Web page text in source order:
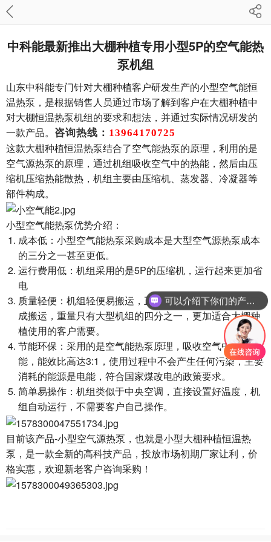
中科能最新推出大棚种植专用小型5P的空气能热
泵机组
山东中科能专门针对大棚种植客户研发生产的小型空气能恒
温热泵，是根据销售人员通过市场了解到客户在大棚种植中
对大棚恒温热泵机组的要求和想法，并通过实际情况研发的
一款产品。
咨询热线： 13964170725
这款大棚种植恒温热泵结合了空气能热泵的原理，利用的是
空气源热泵的原理，通过机组吸收空气中的热能，然后由压
缩机压缩热能散热，机组主要由压缩机、蒸发器、冷凝器等
部件构成。
小型空气能热泵优势介绍：
成本低：小型空气能热泵采购成本是大型空气源热泵成本
的三分之一甚至更低。
运行费用低：机组采用的是5P的压缩机，运行起来更加省
电
质量轻便：机组轻便易搬运，正常成年人就可以一个人完
成搬运，重量只有大型机组的四分之一，更加适合大棚种
植使用的客户需要。
节能环保：采用的是空气能热泵原理，吸收空气中的热
能，能效比高达3:1，使用过程中不会产生任何污染，主要
消耗的能源是电能，符合国家煤改电的政策要求。
简单易操作：机组类似于中央空调，直接设置好温度，机
组自动运行，不需要客户自己操作。
目前该产品-小型空气源热泵，也就是小型大棚种植恒温热
泵，是一款全新的高科技产品，投放市场初期厂家让利，价
格实惠，欢迎新老客户咨询采购！
可以介绍下你们的产品么？